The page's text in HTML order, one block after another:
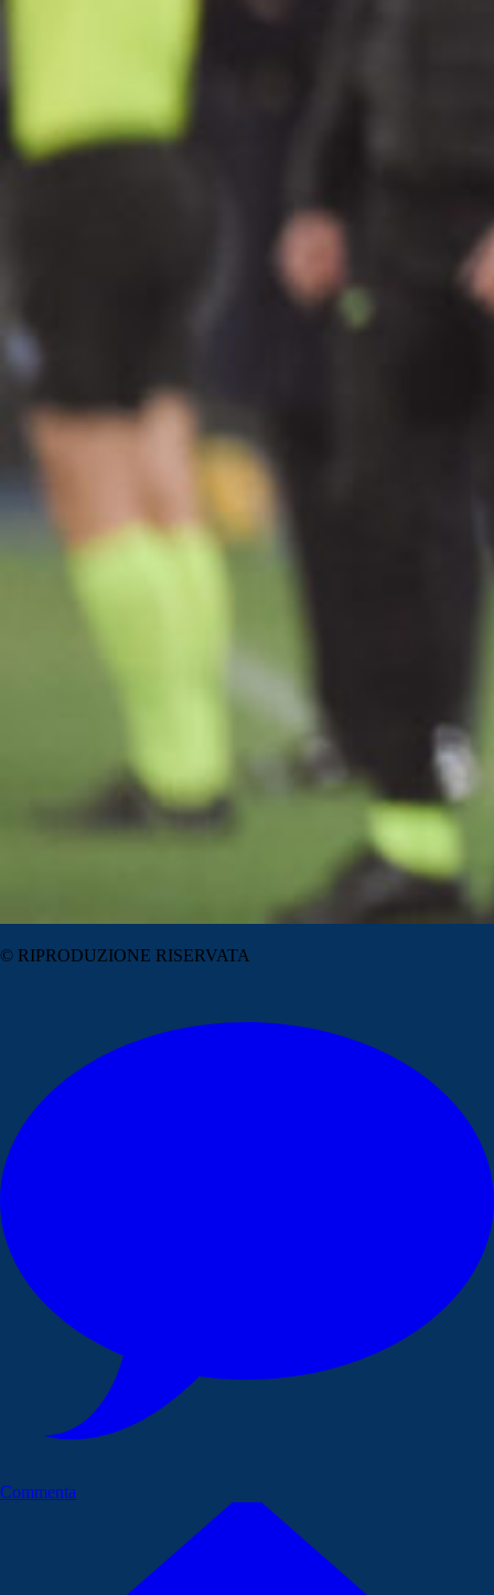
© RIPRODUZIONE RISERVATA
Commenta